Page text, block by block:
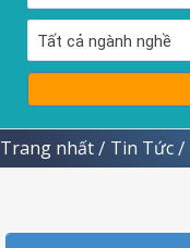
Tất cả ngành nghề
Trang nhất / Tin Tức /